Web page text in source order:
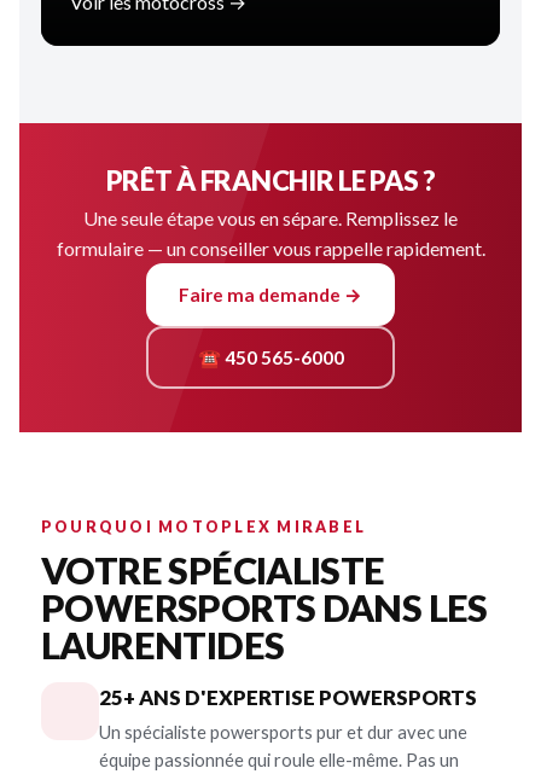
PRÊT À FRANCHIR LE PAS ?
Une seule étape vous en sépare. Remplissez le
formulaire — un conseiller vous rappelle rapidement.
Faire ma demande →
☎ 450 565-6000
POURQUOI MOTOPLEX MIRABEL
VOTRE SPÉCIALISTE
POWERSPORTS DANS LES
LAURENTIDES
25+ ANS D'EXPERTISE POWERSPORTS
Un spécialiste powersports pur et dur avec une
équipe passionnée qui roule elle-même. Pas un